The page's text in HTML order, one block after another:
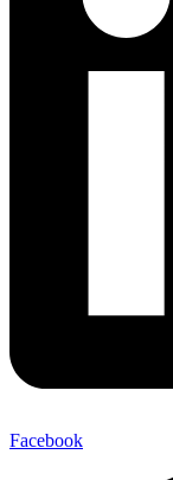
Facebook